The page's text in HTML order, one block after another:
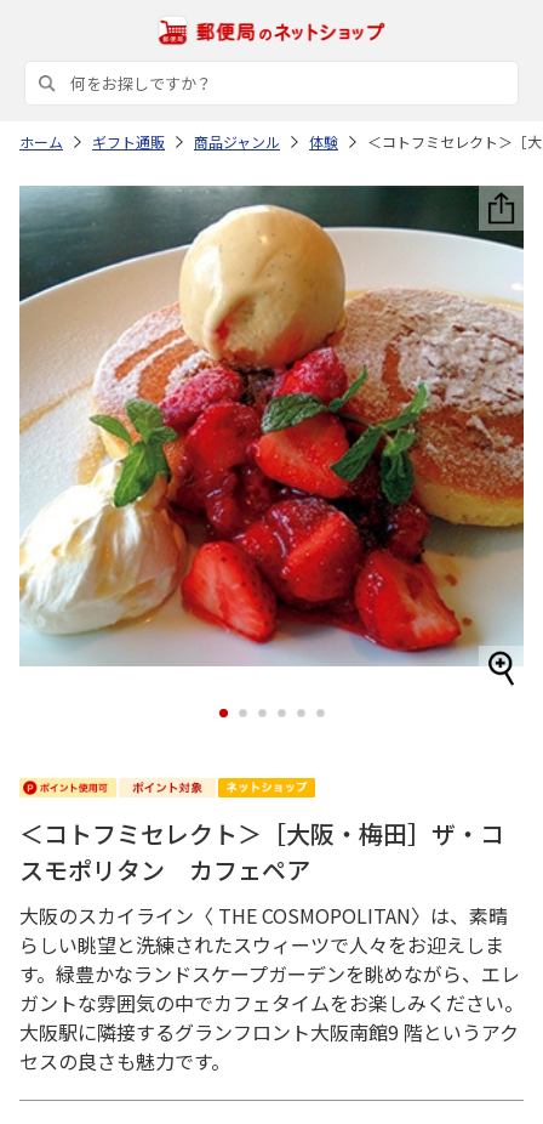
ホーム ギフト通販 商品ジャンル 体験 ＜コトフミセレクト＞［
1 2 3 4 5 6
＜コトフミセレクト＞［大阪・梅田］ザ・コ
スモポリタン カフェペア
大阪のスカイライン〈 THE COSMOPOLITAN〉は、素晴
らしい眺望と洗練されたスウィーツで人々をお迎えしま
す。緑豊かなランドスケープガーデンを眺めながら、エレ
ガントな雰囲気の中でカフェタイムをお楽しみください。
大阪駅に隣接するグランフロント大阪南館9 階というアク
セスの良さも魅力です。